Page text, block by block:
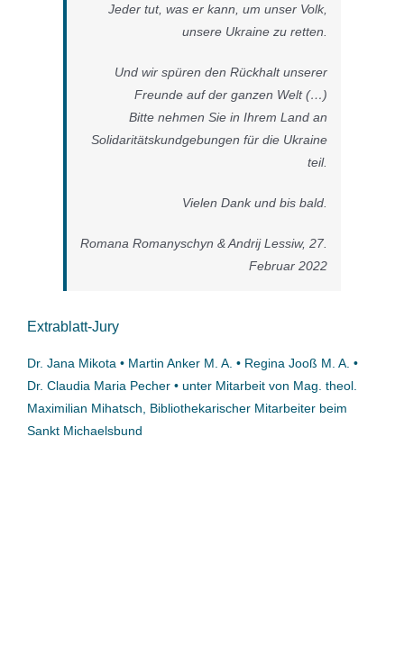
Jeder tut, was er kann, um unser Volk,
unsere Ukraine zu retten.
Und wir spüren den Rückhalt unserer
Freunde auf der ganzen Welt (…)
Bitte nehmen Sie in Ihrem Land an
Solidaritätskundgebungen für die Ukraine
teil.
Vielen Dank und bis bald.
Romana Romanyschyn & Andrij Lessiw, 27.
Februar 2022
Extrablatt-Jury
Dr. Jana Mikota • Martin Anker M. A. • Regina Jooß M. A. •
Dr. Claudia Maria Pecher • unter Mitarbeit von Mag. theol.
Maximilian Mihatsch, Bibliothekarischer Mitarbeiter beim
Sankt Michaelsbund